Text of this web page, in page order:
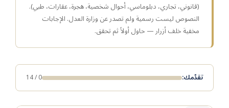
(قانوني، تجاري، دبلوماسي، أحوال شخصية، هجرة، عقارات، طبي).
النصوص ليست رسمية ولم تصدر عن وزارة العدل. الإجابات
مخفية خلف أزرار — حاول أولاً ثم تحقق.
تقدّمك: 0 / 14